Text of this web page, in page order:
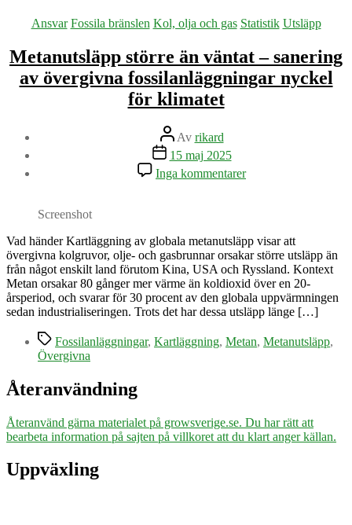
Kategorier
Ansvar Fossila bränslen Kol, olja och gas Statistik Utsläpp
Metanutsläpp större än väntat – sanering
av övergivna fossilanläggningar nyckel
för klimatet
Inläggsförfattare
Av rikard
Inläggsdatum
15 maj 2025
Inga kommentarertill
Metanutsläpp
–
sanering
av
övergivna
fossilanläggningar
nyckel
klimatet
Screenshot
Vad händer Kartläggning av globala metanutsläpp visar att
övergivna kolgruvor, olje- och gasbrunnar orsakar större utsläpp än
från något enskilt land förutom Kina, USA och Ryssland. Kontext
Metan orsakar 80 gånger mer värme än koldioxid över en 20-
årsperiod, och svarar för 30 procent av den globala uppvärmningen
sedan industrialiseringen. Trots det har dessa utsläpp länge […]
Etiketter
Fossilanläggningar, Kartläggning, Metan, Metanutsläpp,
Övergivna
Återanvändning
Återanvänd gärna materialet på growsverige.se. Du har rätt att
bearbeta information på sajten på villkoret att du klart anger källan.
Uppväxling